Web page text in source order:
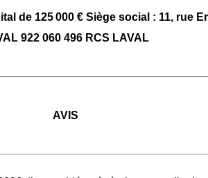
de 125 000 € Siège social : 11, rue
922 060 496 RCS LAVAL
AVIS